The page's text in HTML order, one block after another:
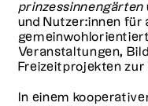
prinzessinnengärten
und Nutzer:innen für
Veranstaltungen,
Freizeitprojekten zur
In einem